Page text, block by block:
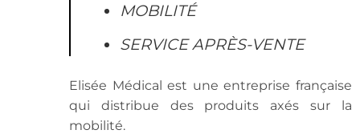
MOBILITÉ
SERVICE APRÈS-VENTE
Elisée Médical est une entreprise française
qui distribue des produits axés sur la
mobilité.